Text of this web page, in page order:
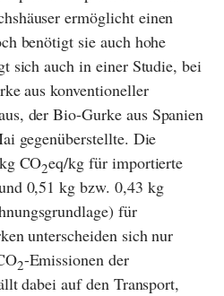
ermöglicht einen
benötigt sie auch hohe
sich auch in einer Studie, bei
aus konventioneller
der Bio-Gurke aus Spanien
gegenüberstellte. Die
CO2eq/kg für importierte
0,51 kg bzw. 0,43 kg
für
unterscheiden sich nur
2-Emissionen der
dabei auf den Transport,